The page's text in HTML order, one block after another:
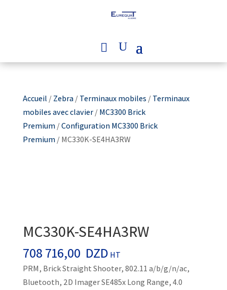
Accueil /Zebra/Terminaux mobiles /Terminaux
mobiles avec clavier/MC3300 Brick
Premium/Configuration MC3300 Brick
Premium/ MC330K-SE4HA3RW
MC330K-SE4HA3RW
708 716,00 DZD HT
PRM, Brick Straight Shooter, 802.11 a/b/g/n/ac,
Bluetooth, 2D Imager SE485x Long Range, 4.0